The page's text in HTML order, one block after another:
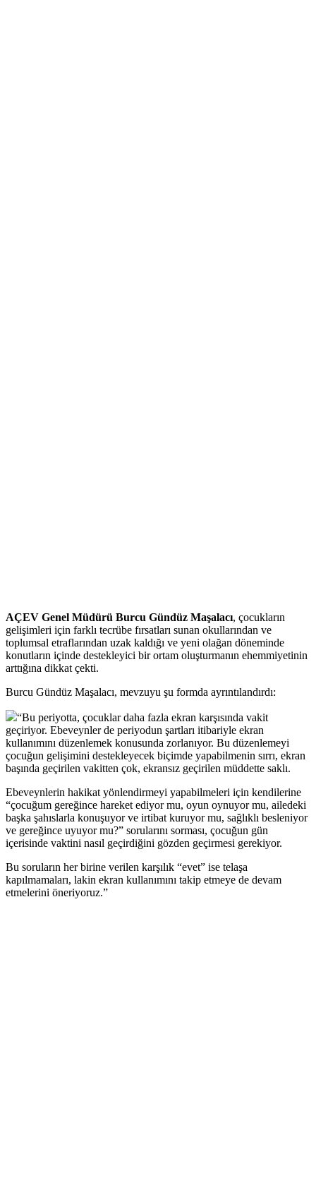
AÇEV Genel Müdürü Burcu Gündüz Maşalacı, çocukların
gelişimleri için farklı tecrübe fırsatları sunan okullarından ve
toplumsal etraflarından uzak kaldığı ve yeni olağan döneminde
konutların içinde destekleyici bir ortam oluşturmanın ehemmiyetinin
arttığına dikkat çekti.
Burcu Gündüz Maşalacı, mevzuyu şu formda ayrıntılandırdı:
“Bu periyotta, çocuklar daha fazla ekran karşısında vakit
geçiriyor. Ebeveynler de periyodun şartları itibariyle ekran
kullanımını düzenlemek konusunda zorlanıyor. Bu düzenlemeyi
çocuğun gelişimini destekleyecek biçimde yapabilmenin sırrı, ekran
başında geçirilen vakitten çok, ekransız geçirilen müddette saklı.
Ebeveynlerin hakikat yönlendirmeyi yapabilmeleri için kendilerine
“çocuğum gereğince hareket ediyor mu, oyun oynuyor mu, ailedeki
başka şahıslarla konuşuyor ve irtibat kuruyor mu, sağlıklı besleniyor
ve gereğince uyuyor mu?” sorularını sorması, çocuğun gün
içerisinde vaktini nasıl geçirdiğini gözden geçirmesi gerekiyor.
Bu soruların her birine verilen karşılık “evet” ise telaşa
kapılmamaları, lakin ekran kullanımını takip etmeye de devam
etmelerini öneriyoruz.”